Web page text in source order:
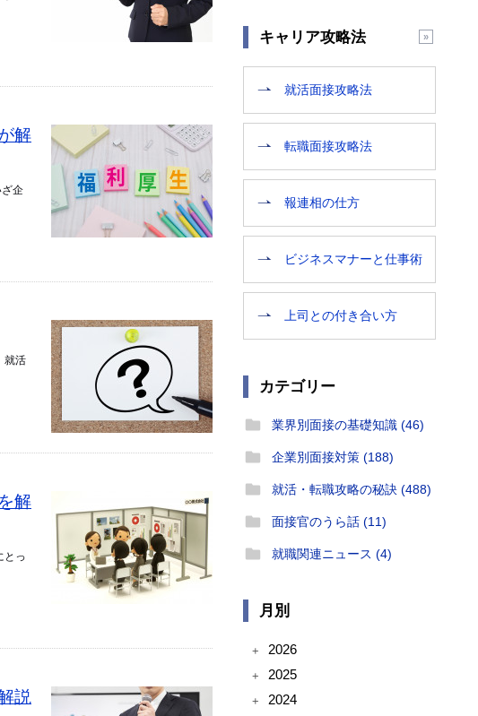
解
企
就活
解
とっ
説
キャリア攻略法
就活面接攻略法
転職面接攻略法
報連相の仕方
ビジネスマナーと仕事術
上司との付き合い方
カテゴリー
業界別面接の基礎知識 (46)
企業別面接対策 (188)
就活・転職攻略の秘訣 (488)
面接官のうら話 (11)
就職関連ニュース (4)
月別
+ 2026
+ 2025
+ 2024